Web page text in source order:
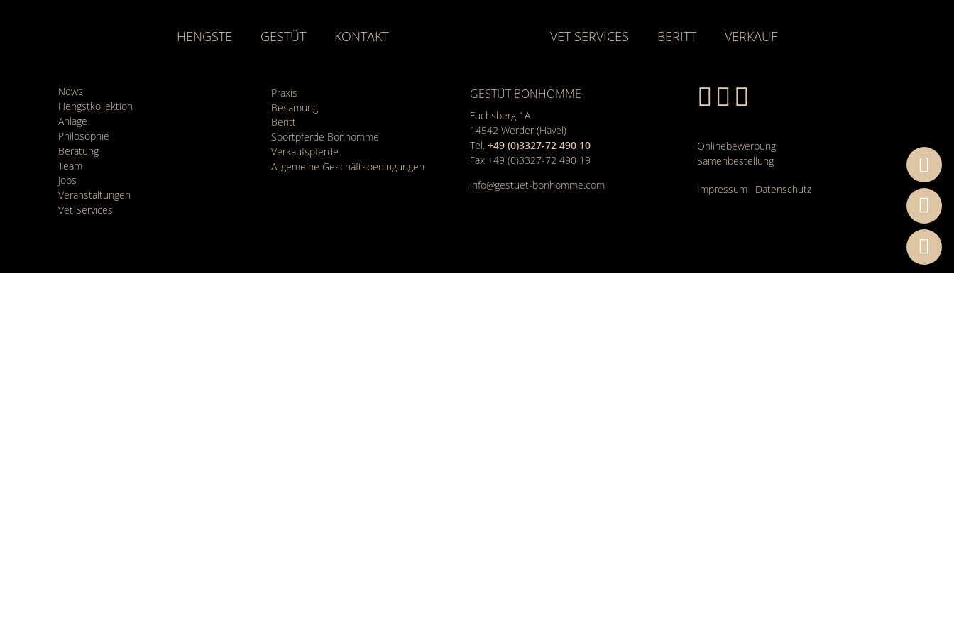
HENGSTE GESTÜT KONTAKT VET SERVICES BERITT VERKAUF
News
Hengstkollektion
Anlage
Philosophie
Beratung
Team
Jobs
Veranstaltungen
Vet Services
Praxis
Besamung
Beritt
Sportpferde Bonhomme
Verkaufspferde
Allgemeine Geschäfts­bedingungen
GESTÜT BONHOMME
Fuchsberg 1A
14542 Werder (Havel)
Tel. +49 (0)3327-72 490 10
Fax +49 (0)3327-72 490 19
info@gestuet-bonhomme.com
Onlinebewerbung
Samenbestellung
Impressum Datenschutz